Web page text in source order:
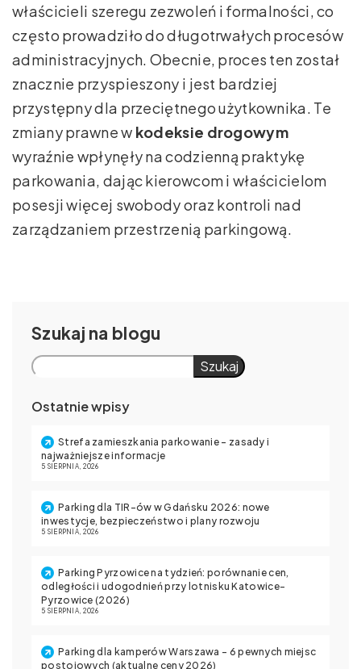
właścicieli szeregu zezwoleń i formalności, co
często prowadziło do długotrwałych procesów
administracyjnych. Obecnie, proces ten został
znacznie przyspieszony i jest bardziej
przystępny dla przeciętnego użytkownika. Te
zmiany prawne w kodeksie drogowym
wyraźnie wpłynęły na codzienną praktykę
parkowania, dając kierowcom i właścicielom
posesji więcej swobody oraz kontroli nad
zarządzaniem przestrzenią parkingową.
Szukaj
Szukaj
Ostatnie wpisy
Strefa zamieszkania parkowanie – zasady i
najważniejsze informacje
5 SIERPNIA, 2026
Parking dla TIR-ów w Gdańsku 2026: nowe
inwestycje, bezpieczeństwo i plany rozwoju
5 SIERPNIA, 2026
Parking Pyrzowice na tydzień: porównanie cen,
odległości i udogodnień przy lotnisku Katowice-
Pyrzowice (2026)
5 SIERPNIA, 2026
Parking dla kamperów Warszawa – 6 pewnych miejsc
postojowych (aktualne ceny 2026)